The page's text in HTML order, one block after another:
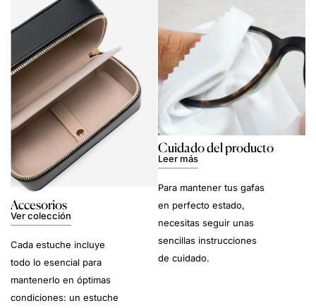
Accesorios
Ver colección
Cada estuche incluye
todo lo esencial para
mantenerlo en óptimas
condiciones: un estuche
Cuidado del producto
Leer más
Para mantener tus gafas
en perfecto estado,
necesitas seguir unas
sencillas instrucciones
de cuidado.